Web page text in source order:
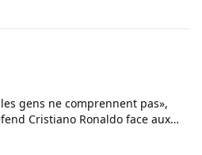
les gens ne comprennent pas»,
Cristiano Ronaldo face aux
arrogance